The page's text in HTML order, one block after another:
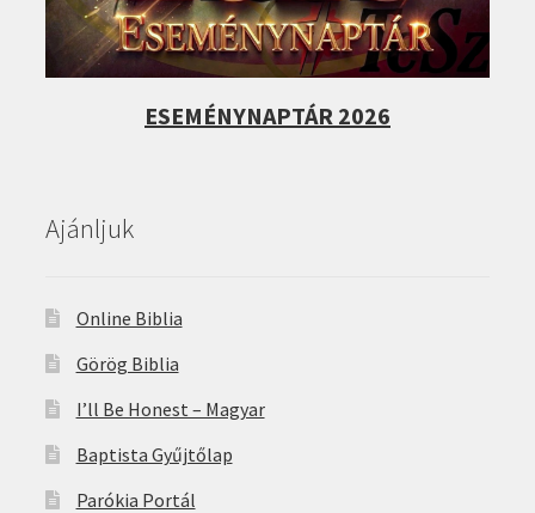
ESEMÉNYNAPTÁR 2026
Ajánljuk
Online Biblia
Görög Biblia
I’ll Be Honest – Magyar
Baptista Gyűjtőlap
Parókia Portál